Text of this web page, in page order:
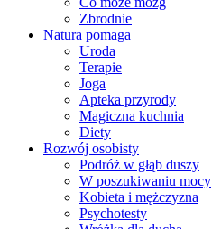
Zbrodnie
Natura pomaga
Uroda
Terapie
Joga
Apteka przyrody
Magiczna kuchnia
Diety
Rozwój osobisty
Podróż w głąb duszy
W poszukiwaniu mocy
Kobieta i mężczyzna
Psychotesty